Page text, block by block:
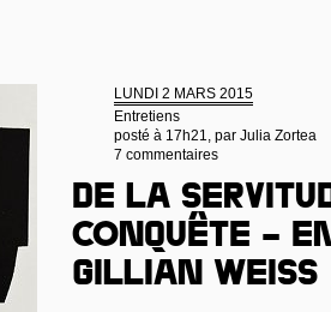
LUNDI 2 MARS 2015
Entretiens
posté à 17h21, par Julia Zortea
7 commentaires
De la
conquête –
Gillian Weiss